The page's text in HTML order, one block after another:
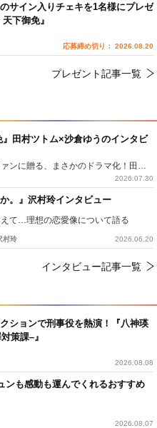
ションで刑事役を熱演！『八神瑛
策課–』
2026.08.08
ンも感動も運んでくれるおすすめ
2026.08.07
』田村ツトム×沙倉ゆうのインタビ
『侍タイムスリッパー』ファンに贈る、まさかのドラマ化！田村ツトム×沙倉ゆうのが語る『心配無用ノ介』撮影秘話
2026.07.30
。』沢村玲インタビュー
て…理想の恋愛像について語る
村玲 2026.06.20
インタビュー記事一覧
サイン入りチェキを1名様にプレゼ
下御免』
応募締め切り： 2026.08.20
プレゼント記事一覧